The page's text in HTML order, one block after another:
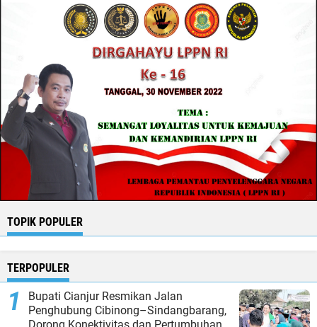
TOPIK POPULER
TERPOPULER
Bupati Cianjur Resmikan Jalan
Penghubung Cibinong–Sindangbarang,